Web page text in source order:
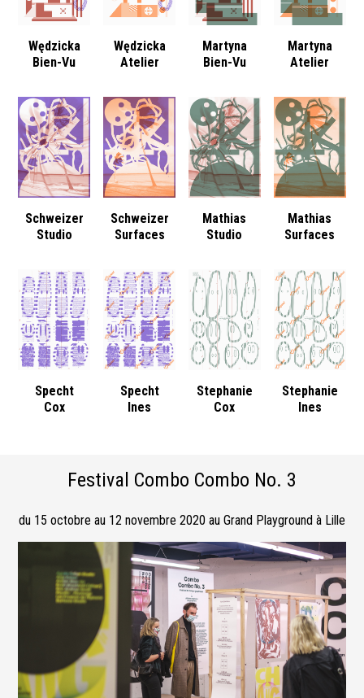
Wędzicka
Bien-Vu
Wędzicka
Atelier
Martyna
Bien-Vu
Martyna
Atelier
Schweizer
Studio
Schweizer
Surfaces
Mathias
Studio
Mathias
Surfaces
Specht
Cox
Specht
Ines
Stephanie
Cox
Stephanie
Ines
Festival Combo Combo No. 3
du 15 octobre au 12 novembre 2020 au Grand Playground à Lille